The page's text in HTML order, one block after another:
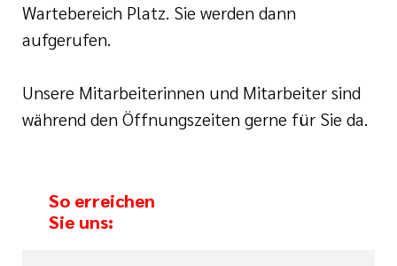
Wartebereich Platz. Sie werden dann
aufgerufen.
Unsere Mitarbeiterinnen und Mitarbeiter sind
während den Öffnungszeiten gerne für Sie da.
So erreichen
Sie uns: